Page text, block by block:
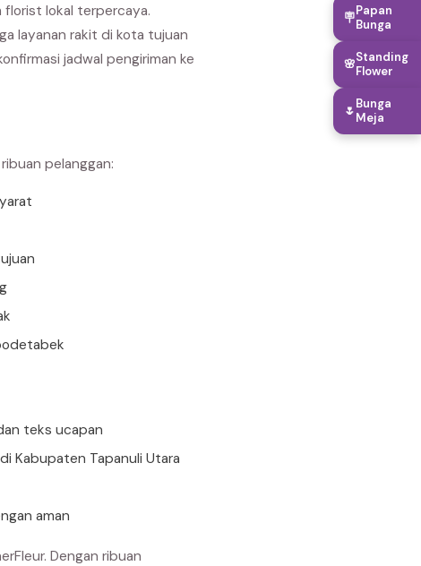
florist lokal terpercaya.
layanan rakit di kota tujuan
jadwal pengiriman ke
pelanggan:
teks ucapan
Kabupaten Tapanuli Utara
aman
Dengan ribuan
🪧Papan
Bunga
🌸Standing
Flower
🌷Bunga
Meja